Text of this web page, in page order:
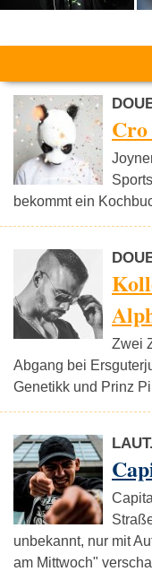
bekommt ein
Zwei
Abgang bei
Genetikk und Prinz
unbekannt, nur mit
am Mittwoch"